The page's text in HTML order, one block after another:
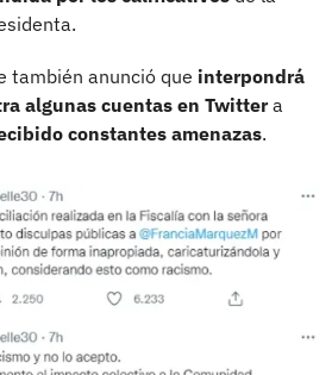
también anunció que interpondrá
algunas cuentas en Twittera
constantes amenazas.